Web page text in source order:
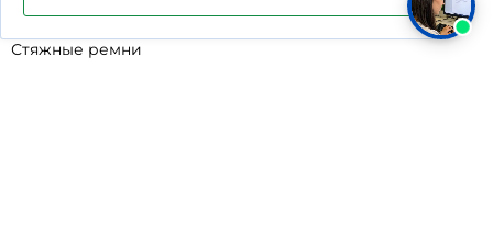
Фильтр-мешки для пескоуловителей
Стяжные ремни